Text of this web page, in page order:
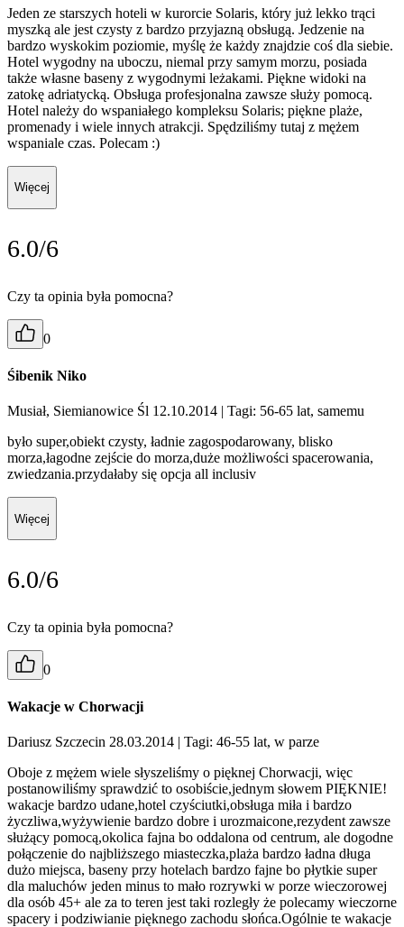
Jeden ze starszych hoteli w kurorcie Solaris, który już lekko trąci
myszką ale jest czysty z bardzo przyjazną obsługą. Jedzenie na
bardzo wyskokim poziomie, myślę że każdy znajdzie coś dla siebie.
Hotel wygodny na uboczu, niemal przy samym morzu, posiada
także własne baseny z wygodnymi leżakami. Piękne widoki na
zatokę adriatycką. Obsługa profesjonalna zawsze służy pomocą.
Hotel należy do wspaniałego kompleksu Solaris; piękne plaże,
promenady i wiele innych atrakcji. Spędziliśmy tutaj z mężem
wspaniale czas. Polecam :)
Więcej
6.0/6
Czy ta opinia była pomocna?
0
Śibenik Niko
Musiał, Siemianowice Śl 12.10.2014 | Tagi: 56-65 lat, samemu
było super,obiekt czysty, ładnie zagospodarowany, blisko
morza,łagodne zejście do morza,duże możliwości spacerowania,
zwiedzania.przydałaby się opcja all inclusiv
Więcej
6.0/6
Czy ta opinia była pomocna?
0
Wakacje w Chorwacji
Dariusz Szczecin 28.03.2014
| Tagi: 46-55 lat, w parze
Oboje z mężem wiele słyszeliśmy o pięknej Chorwacji, więc
postanowiliśmy sprawdzić to osobiście,jednym słowem PIĘKNIE!
wakacje bardzo udane,hotel czyściutki,obsługa miła i bardzo
życzliwa,wyżywienie bardzo dobre i urozmaicone,rezydent zawsze
służący pomocą,okolica fajna bo oddalona od centrum, ale dogodne
połączenie do najbliższego miasteczka,plaża bardzo ładna długa
dużo miejsca, baseny przy hotelach bardzo fajne bo płytkie super
dla maluchów jeden minus to mało rozrywki w porze wieczorowej
dla osób 45+ ale za to teren jest taki rozległy że polecamy wieczorne
spacery i podziwianie pięknego zachodu słońca.Ogólnie te wakacje